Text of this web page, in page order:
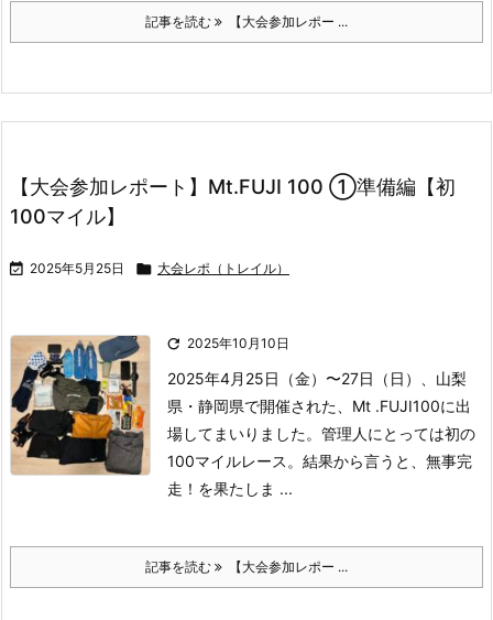
記事を読む 【大会参加レポー ...
【大会参加レポート】Mt.FUJI 100 ①準備編【初
100マイル】
 2025年5月25日  大会レポ（トレイル）
 2025年10月10日
2025年4月25日（金）〜27日（日）、山梨
県・静岡県で開催された、Mt .FUJI100に出
場してまいりました。 管理人にとっては初の
100マイルレース。 結果から言うと、無事完
走！ を果たしま ...
記事を読む 【大会参加レポー ...